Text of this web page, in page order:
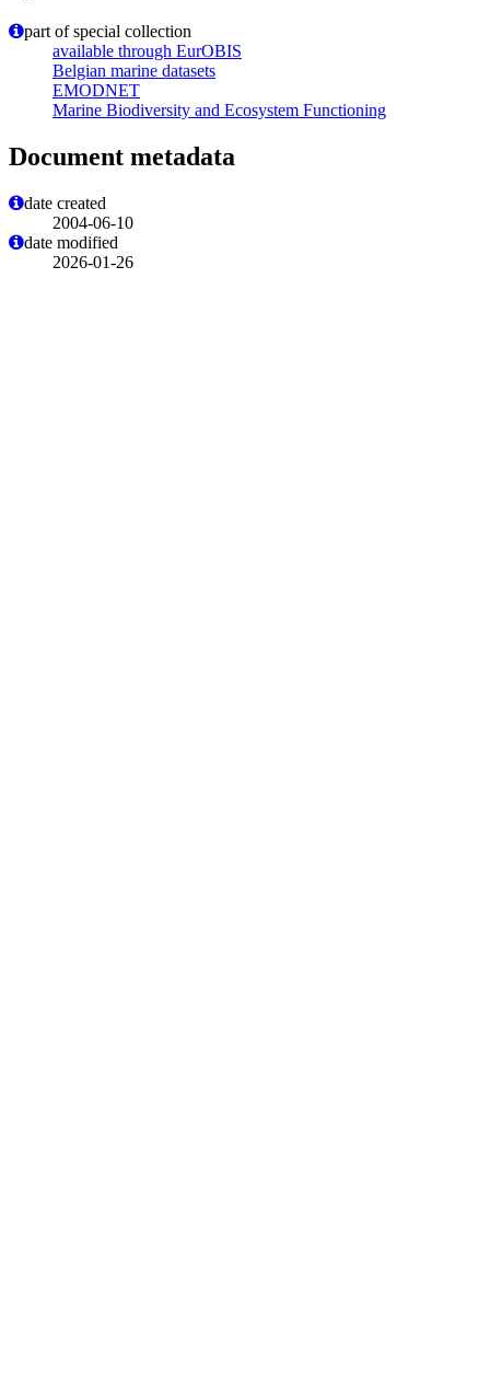
part of special collection
available through EurOBIS
Belgian marine datasets
EMODNET
Marine Biodiversity and Ecosystem Functioning
Document metadata
date created
2004-06-10
date modified
2026-01-26